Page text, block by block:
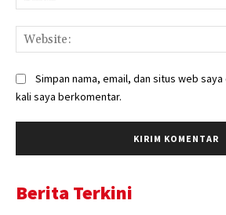
Simpan nama, email, dan situs web
kali saya berkomentar.
Berita Terkini